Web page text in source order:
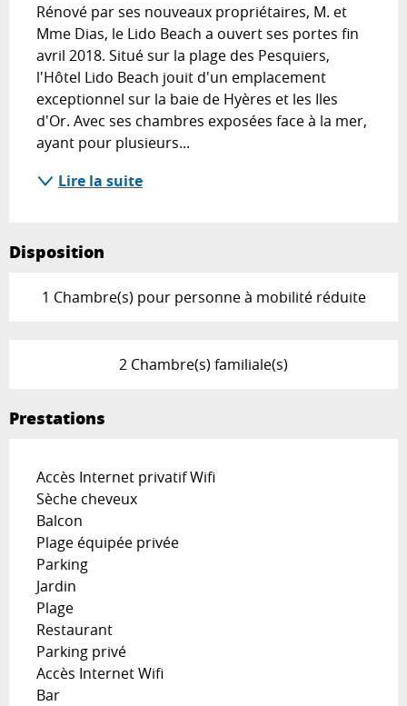
Rénové par ses nouveaux propriétaires, M. et
Mme Dias, le Lido Beach a ouvert ses portes fin
avril 2018. Situé sur la plage des Pesquiers,
l'Hôtel Lido Beach jouit d'un emplacement
exceptionnel sur la baie de Hyères et les Iles
d'Or. Avec ses chambres exposées face à la mer,
ayant pour plusieurs...
Lire la suite
Disposition
1 Chambre(s) pour personne à mobilité réduite
2 Chambre(s) familiale(s)
Prestations
Accès Internet privatif Wifi
Sèche cheveux
Balcon
Plage équipée privée
Parking
Jardin
Plage
Restaurant
Parking privé
Accès Internet Wifi
Bar